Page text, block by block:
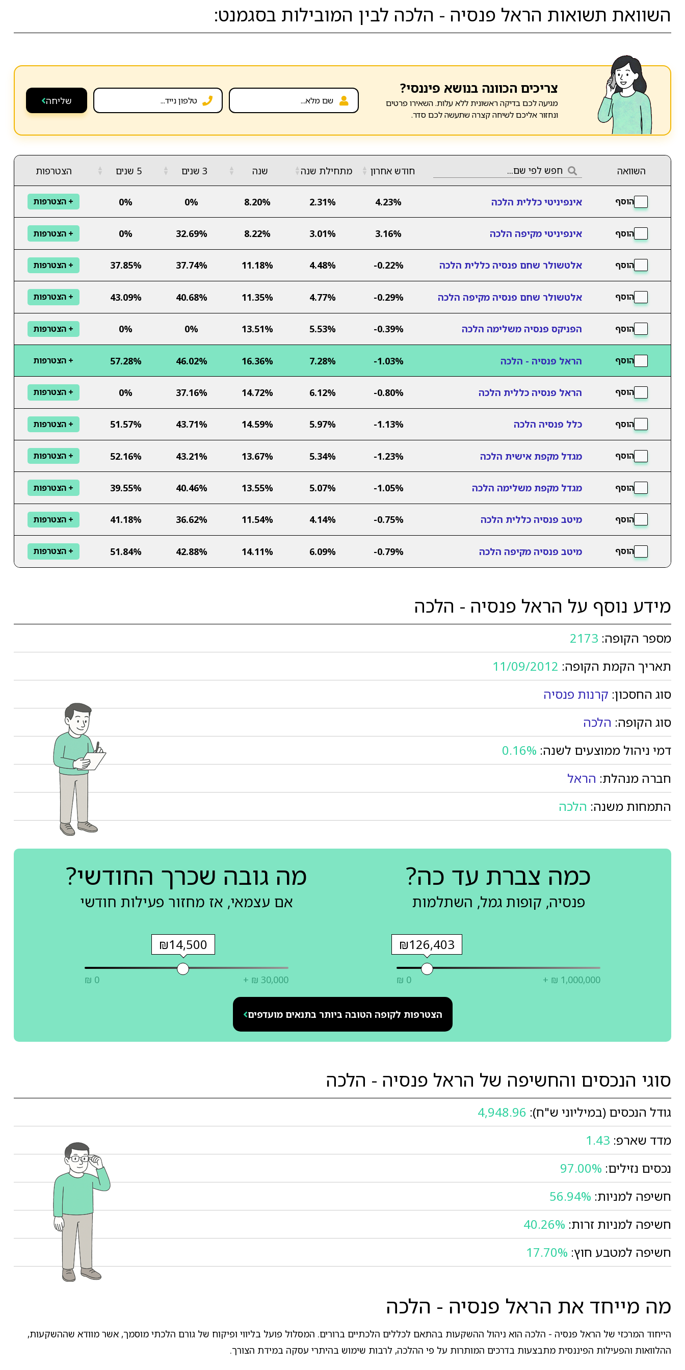
השוואת תשואות הראל פנסיה - הלכה לבין המובילות בסגמנט:
צריכים הכוונה בנושא פיננסי?
מגיעה לכם בדיקה ראשונית ללא עלות. השאירו פרטים
ונחזור אליכם לשיחה קצרה שתעשה לכם סדר.
שליחה
השוואה חודש אחרון ▲
▼ מתחילת שנה▲
▼ שנה ▲
▼ 3 שנים ▲
▼ 5 שנים ▲
▼ הצטרפות
הוסף אינפיניטי כללית הלכה 4.23%
2.31%
8.20%
0%
0% + הצטרפות
הוסף אינפיניטי מקיפה הלכה 3.16%
3.01%
8.22%
32.69%
0% + הצטרפות
הוסף אלטשולר שחם פנסיה כללית הלכה -0.22%
4.48%
11.18%
37.74%
37.85% + הצטרפות
הוסף אלטשולר שחם פנסיה מקיפה הלכה -0.29%
4.77%
11.35%
40.68%
43.09% + הצטרפות
הוסף הפניקס פנסיה משלימה הלכה -0.39%
5.53%
13.51%
0%
0% + הצטרפות
הוסף הראל פנסיה - הלכה -1.03%
7.28%
16.36%
46.02%
57.28% + הצטרפות
הוסף הראל פנסיה כללית הלכה -0.80%
6.12%
14.72%
37.16%
0% + הצטרפות
הוסף כלל פנסיה הלכה -1.13%
5.97%
14.59%
43.71%
51.57% + הצטרפות
הוסף מגדל מקפת אישית הלכה -1.23%
5.34%
13.67%
43.21%
52.16% + הצטרפות
הוסף מגדל מקפת משלימה הלכה -1.05%
5.07%
13.55%
40.46%
39.55% + הצטרפות
הוסף מיטב פנסיה כללית הלכה -0.75%
4.14%
11.54%
36.62%
41.18% + הצטרפות
הוסף מיטב פנסיה מקיפה הלכה -0.79%
6.09%
14.11%
42.88%
51.84% + הצטרפות
מידע נוסף על הראל פנסיה - הלכה
מספר הקופה: 2173
תאריך הקמת הקופה: 11/09/2012
סוג החסכון: קרנות פנסיה
סוג הקופה: הלכה
דמי ניהול ממוצעים לשנה: 0.16%
חברה מנהלת: הראל
התמחות משנה: הלכה
כמה צברת עד כה?
פנסיה, קופות גמל, השתלמות
₪126,403
₪ 0 + ₪ 1,000,000
מה גובה שכרך החודשי?
אם עצמאי, אז מחזור פעילות חודשי
₪14,500
₪ 0 + ₪ 30,000
הצטרפות לקופה הטובה ביותר בתנאים מועדפים
סוגי הנכסים והחשיפה של הראל פנסיה - הלכה
גודל הנכסים (במיליוני ש"ח): 4,948.96
מדד שארפ: 1.43
נכסים נזילים: 97.00%
חשיפה למניות: 56.94%
חשיפה למניות זרות: 40.26%
חשיפה למטבע חוץ: 17.70%
מה מייחד את הראל פנסיה - הלכה
הייחוד המרכזי של הראל פנסיה - הלכה הוא ניהול ההשקעות בהתאם לכללים הלכתיים ברורים. המסלול פועל בליווי ופיקוח של גורם הלכתי מוסמך, אשר מוודא שההשקעות,
ההלוואות והפעילות הפיננסית מתבצעות בדרכים המותרות על פי ההלכה, לרבות שימוש בהיתרי עסקה במידת הצורך.